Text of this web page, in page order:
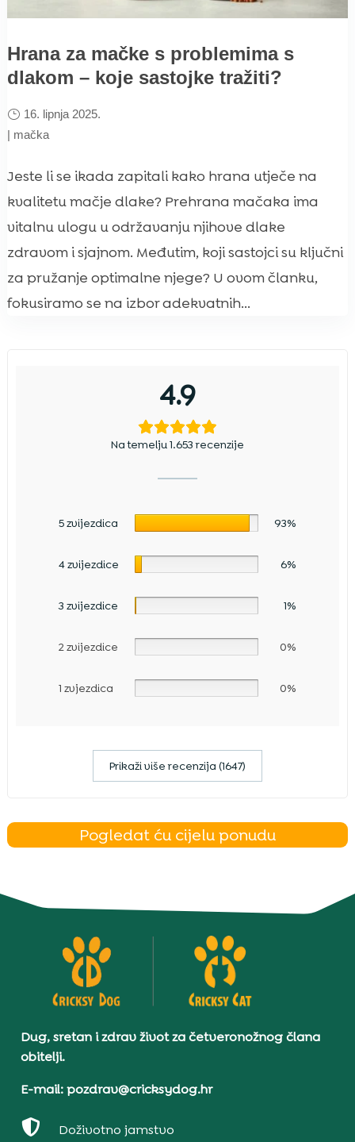
Hrana za mačke s problemima s
dlakom – koje sastojke tražiti?
16. lipnja 2025.
| mačka
Jeste li se ikada zapitali kako hrana utječe na
kvalitetu mačje dlake? Prehrana mačaka ima
vitalnu ulogu u održavanju njihove dlake
zdravom i sjajnom. Međutim, koji sastojci su ključni
za pružanje optimalne njege? U ovom članku,
fokusiramo se na izbor adekvatnih...
4.9
Na temelju 1.653 recenzije
5 zvijezdica 93%
4 zvijezdice 6%
3 zvijezdice 1%
2 zvijezdice 0%
1 zvjezdica 0%
Prikaži više recenzija (1647)
Pogledat ću cijelu ponudu
Dug, sretan i zdrav život za četveronožnog člana
obitelji.
E-mail: pozdrav@cricksydog.hr
 Doživotno jamstvo